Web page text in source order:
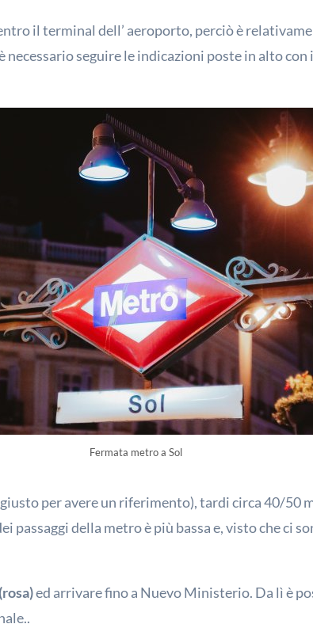
il terminal dell’ aeroporto, perciò è
seguire le indicazioni poste in alto
Fermata metro a Sol
per avere un riferimento), tardi circa 40/50
passaggi della metro è più bassa e, visto che ci
ed arrivare fino a Nuevo Ministerio. Da lì è